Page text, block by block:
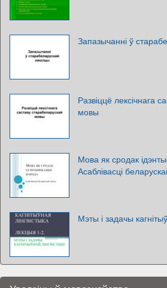
Запазычанні ў
Развіццё лексічнага
мовы
Мова як сродак
Асаблівасці
Мэты і задачы